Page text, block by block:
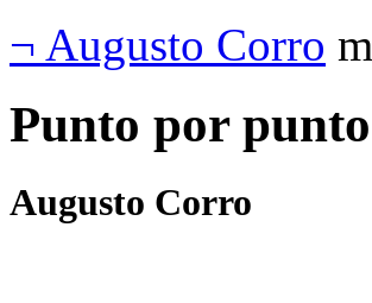
¬ Augusto Corro
Punto por punto
Augusto Corro